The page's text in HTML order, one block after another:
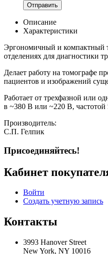
Отправить
Описание
Характеристики
Эргономичный и компактный
отделениях для диагностики
Делает работу на томографе
пациентов и изображений
Работает от трехфазной или
в ~380 В или ~220 В, частотой
Производитель:
С.П. Гелпик
Присоединяйтесь!
Кабинет
Войти
Создать учетную запись
Контакты
3993 Hanover Street
New York, NY 10016